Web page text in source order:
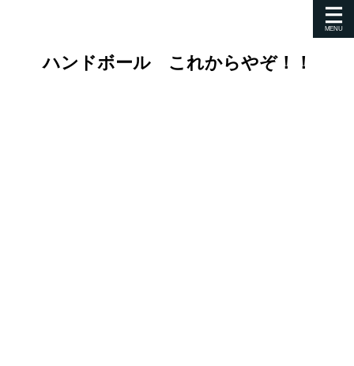
ハンドボール これからやぞ！！